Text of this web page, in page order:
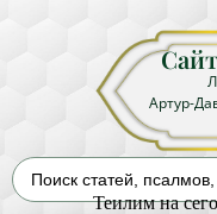
Артур-
Теилим на